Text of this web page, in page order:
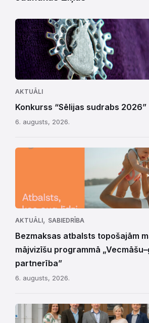
AKTUĀLI
Konkurss “Sēlijas sudrabs 2026”
6. augusts, 2026.
AKTUĀLI, SABIEDRĪBA
Bezmaksas atbalsts topošajām
mājvizīšu programmā
partnerība”
6. augusts, 2026.